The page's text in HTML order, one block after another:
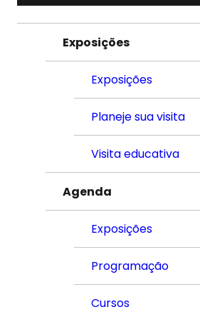
Exposições
Exposições
Planeje sua visita
Visita educativa
Agenda
Exposições
Programação
Cursos